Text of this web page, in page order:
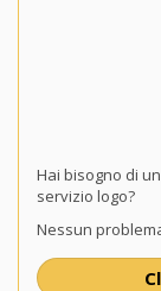
Hai bisogno di
servizio logo?
Nessun